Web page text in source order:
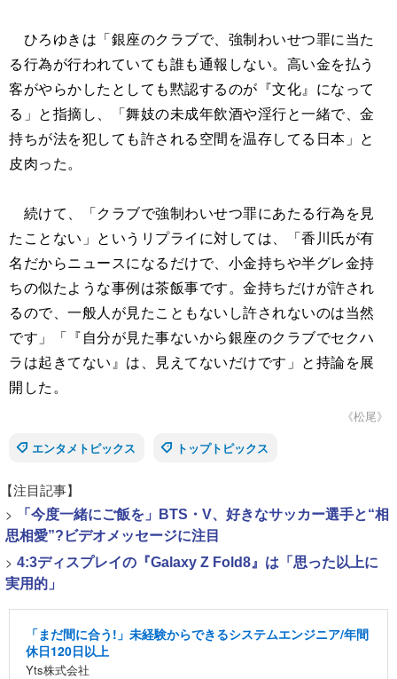
ひろゆきは「銀座のクラブで、強制わいせつ罪に当た
る行為が行われていても誰も通報しない。高い金を払う
客がやらかしたとしても黙認するのが『文化』になって
る」と指摘し、「舞妓の未成年飲酒や淫行と一緒で、金
持ちが法を犯しても許される空間を温存してる日本」と
皮肉った。
続けて、「クラブで強制わいせつ罪にあたる行為を見
たことない」というリプライに対しては、「香川氏が有
名だからニュースになるだけで、小金持ちや半グレ金持
ちの似たような事例は茶飯事です。金持ちだけが許され
るので、一般人が見たこともないし許されないのは当然
です」「『自分が見た事ないから銀座のクラブでセクハ
ラは起きてない』は、見えてないだけです」と持論を展
開した。
《松尾》
エンタメトピックス
トップトピックス
【注目記事】
>
「今度一緒にご飯を」BTS・V、好きなサッカー選手と“相
思相愛”?ビデオメッセージに注目
> 4:3ディスプレイの『Galaxy Z Fold8』は「思った以上に
実用的」
「まだ間に合う!」未経験からできるシステムエンジニア/年間
休日120日以上
Yts株式会社